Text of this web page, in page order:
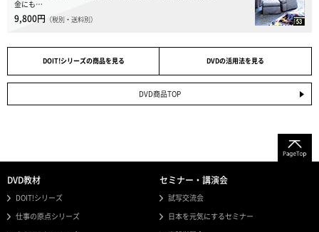
金にも…
9,800円 （税別・送料別）
DOIT!シリーズの商品を見る DVDの活用法を見る
DVD商品TOP
DVD教材
DOIT!シリーズ
仕事の原点シリーズ
セミナー・講演会
試写交流会
日本を元気にするセミナー